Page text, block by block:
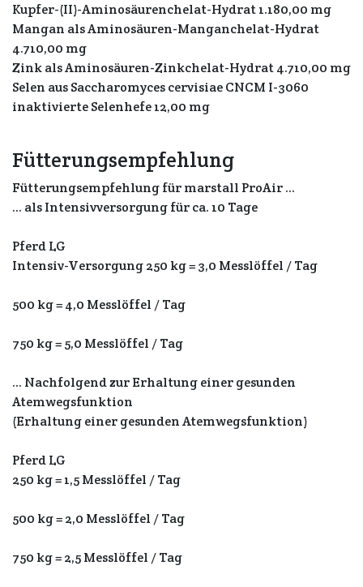
Kupfer-(II)-Aminosäurenchelat-Hydrat 1.180,00 mg
Mangan als Aminosäuren-Manganchelat-Hydrat
4.710,00 mg
Zink als Aminosäuren-Zinkchelat-Hydrat 4.710,00 mg
Selen aus Saccharomyces cervisiae CNCM I-3060
inaktivierte Selenhefe 12,00 mg
Fütterungsempfehlung
Fütterungsempfehlung für marstall ProAir ...
... als Intensivversorgung für ca. 10 Tage
Pferd LG
Intensiv-Versorgung 250 kg = 3,0 Messlöffel / Tag
500 kg = 4,0 Messlöffel / Tag
750 kg = 5,0 Messlöffel / Tag
... Nachfolgend zur Erhaltung einer gesunden
Atemwegsfunktion
(Erhaltung einer gesunden Atemwegsfunktion)
Pferd LG
250 kg = 1,5 Messlöffel / Tag
500 kg = 2,0 Messlöffel / Tag
750 kg = 2,5 Messlöffel / Tag